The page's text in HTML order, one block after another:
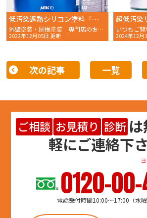
低汚染遮熱シリコン塗料「超低汚染リファイン1000SiーIR」について
外壁塗装・屋根塗装 専門店のおかちゃんペイントです！
2022年12月05日 更新 2024年12月
次の記事 一覧
ご相談 お見積り 診断 は
軽にご連絡下
0120-
ヨイ
電話受付時間10:00～17:00（水曜